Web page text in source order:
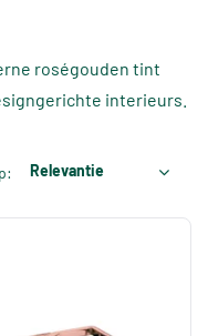
roségouden tint
interieurs.
Relevantie